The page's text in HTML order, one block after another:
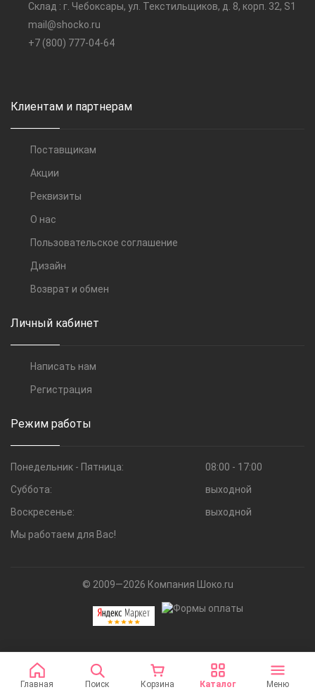
Склад : г. Чебоксары, ул. Текстильщиков, д. 8, корп. 32, S1
mail@shocko.ru
+7 (800) 777-04-64
Клиентам и партнерам
Поставщикам
Акции
Реквизиты
О нас
Пользовательское соглашение
Дизайн
Возврат и обмен
Личный кабинет
Написать нам
Регистрация
Режим работы
Понедельник - Пятница:
08:00 - 17:00
Суббота:
выходной
Воскресенье:
выходной
Мы работаем для Вас!
© 2009—2026 Компания Шоко.ru
Главная Поиск Корзина Каталог Меню